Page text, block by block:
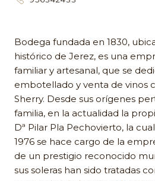
Bodega fundada en 1830,
histórico de Jerez, es una
familiar y artesanal, que se
embotellado y venta de vinos
Sherry. Desde sus orígenes
familia, en la actualidad la
Dª Pilar Pla Pechovierto, la
1976 se hace cargo de la
de un prestigio reconocido
sus soleras han sido tratadas